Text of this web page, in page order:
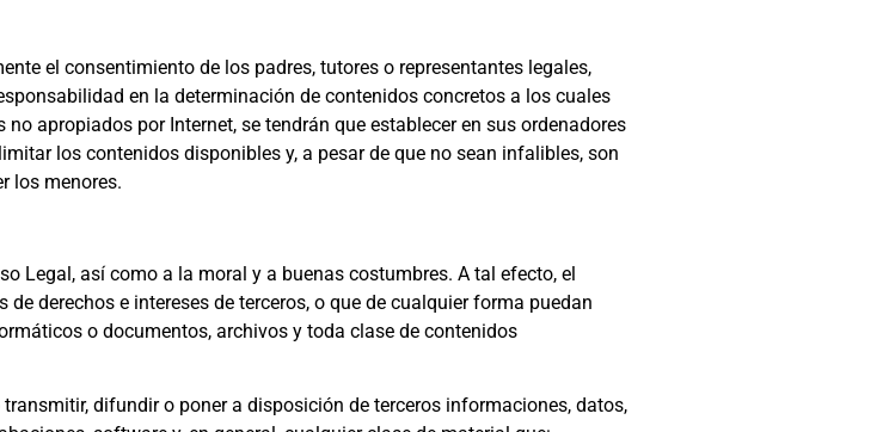
el consentimiento de los padres, tutores o representantes legales,
en la determinación de contenidos concretos a los cuales
apropiados por Internet, se tendrán que establecer en sus ordenadores
los contenidos disponibles y, a pesar de que no sean infalibles, son
los menores.
Legal, así como a la moral y a buenas costumbres. A tal efecto, el
derechos e intereses de terceros, o que de cualquier forma puedan
o documentos, archivos y toda clase de contenidos
difundir o poner a disposición de terceros informaciones, datos,